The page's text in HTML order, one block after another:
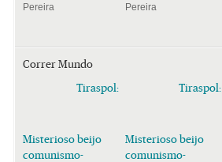
Pereira
Pereira
Correr Mundo
Tiraspol:
Misterioso beijo
comunismo-
Tiraspol:
Misterioso beijo
comunismo-